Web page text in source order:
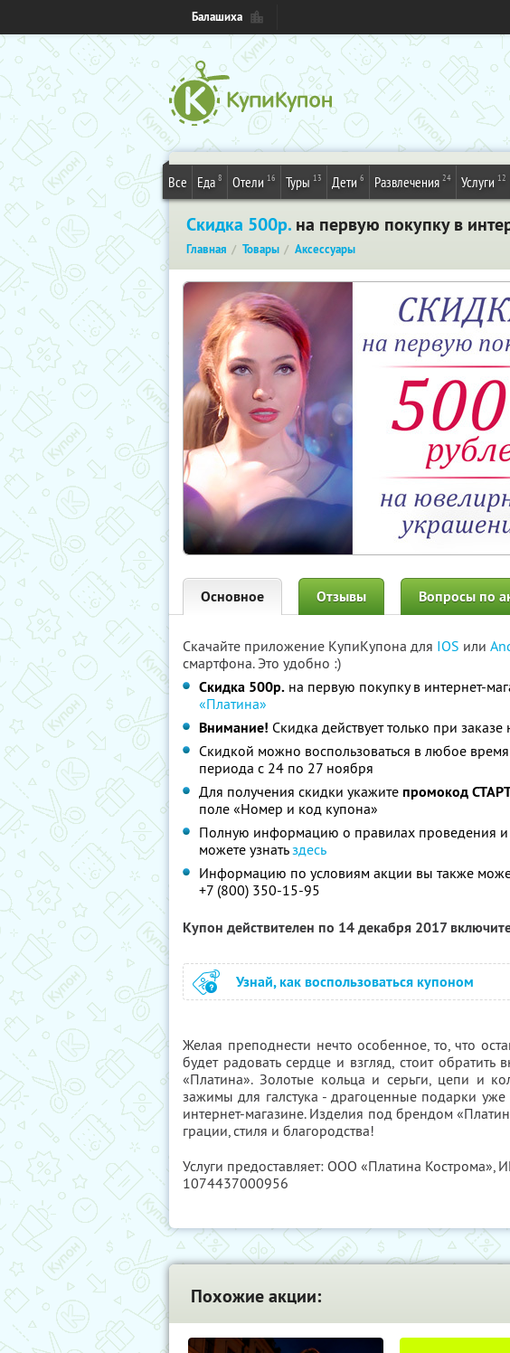
Балашиха
Все Еда 8 Отели 16 Туры 13 Дети 6 Развлечения 24 Услуги 12
Скидка 500р. на первую покупку в
Главная Товары Аксессуары
Основное Отзывы Вопросы по
Скачайте приложение КупиКупона для IOS или
смартфона. Это удобно :)
Скидка 500р. на первую покупку в интернет-
«Платина»
Внимание! Скидка действует только при
Скидкой можно воспользоваться в любое
периода с 24 по 27 ноября
Для получения скидки укажите промокод
поле «Номер и код купона»
Полную информацию о правилах проведения и
можете узнатьздесь
Информацию по условиям акции вы также
+7 (800) 350-15-95
Купон действителен по 14 декабря 2017
Узнай, как воспользоваться купоном
Желая преподнести нечто особенное, то, что
будет радовать сердце и взгляд, стоит
«Платина». Золотые кольца и серьги, цепи и
зажимы для галстука - драгоценные подарки
интернет-магазине. Изделия под брендом
грации, стиля и благородства!
Услуги предоставляет: ООО «Платина Кострома»,
1074437000956
Похожие акции: